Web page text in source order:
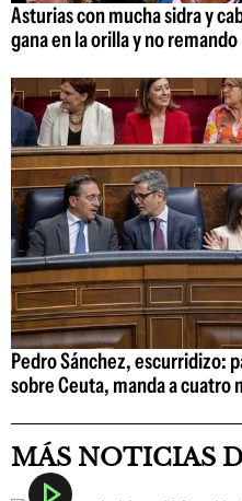
Asturias con mucha sidra y
gana en la orilla y no remando
Pedro Sánchez, escurridizo:
sobre Ceuta, manda a cuatro
MÁS NOTICIAS